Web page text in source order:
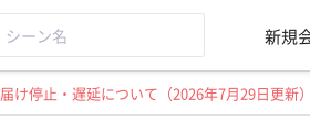
新規
け停止・遅延について（2026年7月29日更新）